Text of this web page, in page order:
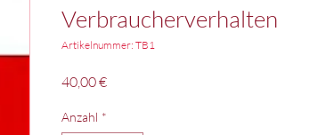
Verbraucherverhalten
Artikelnummer: TB1
40,00 €Preis
Anzahl *